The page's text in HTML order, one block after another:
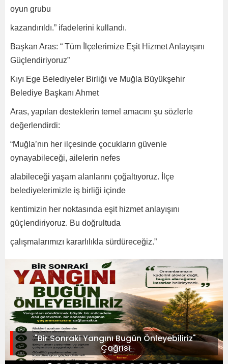
oyun grubu
kazandırıldı.” ifadelerini kullandı.
Başkan Aras: “ Tüm İlçelerimize Eşit Hizmet Anlayışını
Güçlendiriyoruz”
Kıyı Ege Belediyeler Birliği ve Muğla Büyükşehir
Belediye Başkanı Ahmet
Aras, yapılan desteklerin temel amacını şu sözlerle
değerlendirdi:
“Muğla’nın her ilçesinde çocukların güvenle
oynayabileceği, ailelerin nefes
alabileceği yaşam alanlarını çoğaltıyoruz. İlçe
belediyelerimizle iş birliği içinde
kentimizin her noktasında eşit hizmet anlayışını
güçlendiriyoruz. Bu doğrultuda
çalışmalarımızı kararlılıkla sürdüreceğiz.”
"Bir Sonraki Yangını Bugün Önleyebiliriz"
Çağrısı